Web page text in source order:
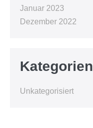
Januar 2023
Dezember 2022
Kategorien
Unkategorisiert